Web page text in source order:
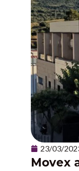
23/03/
Movex